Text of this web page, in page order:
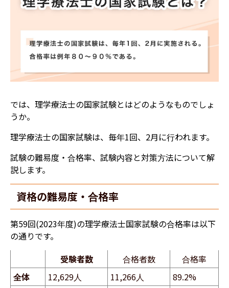
では、理学療法士の国家試験とはどのようなものでしょ
うか。
理学療法士の国家試験は、毎年1回、2月に行われます。
試験の難易度・合格率、試験内容と対策方法について解
説します。
資格の難易度・合格率
第59回(2023年度)の理学療法士国家試験の合格率は以下
の通りです。
受験者数
合格者数
合格率
全体
12,629人 11,266人
89.2%